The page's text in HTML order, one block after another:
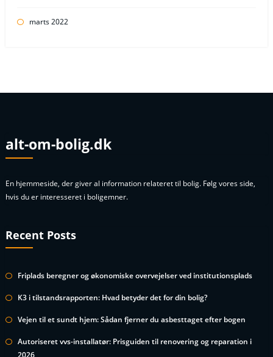
marts 2022
alt-om-bolig.dk
En hjemmeside, der giver al information relateret til bolig. Følg vores side,
hvis du er interesseret i boligemner.
Recent Posts
Friplads beregner og økonomiske overvejelser ved institutionsplads
K3 i tilstandsrapporten: Hvad betyder det for din bolig?
Vejen til et sundt hjem: Sådan fjerner du asbesttaget efter bogen
Autoriseret vvs-installatør: Prisguiden til renovering og reparation i
2026